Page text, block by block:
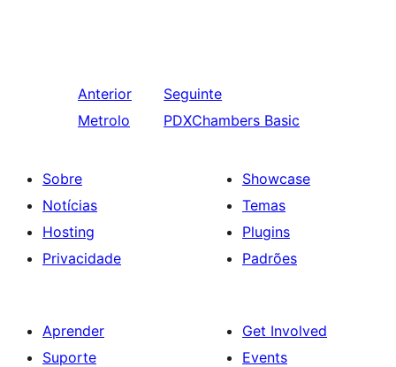
Anterior
Metrolo
Seguinte
PDXChambers Basic
Sobre
Notícias
Hosting
Privacidade
Showcase
Temas
Plugins
Padrões
Aprender
Suporte
Get Involved
Events